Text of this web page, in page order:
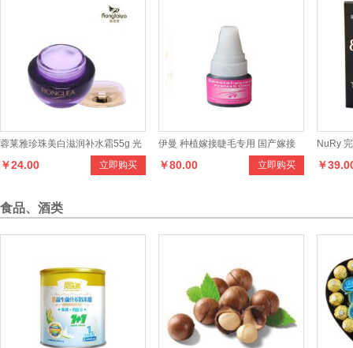
蓉莱雅珍珠美白滋润补水霜55g 光
滑白皙 解决肌肤干燥 细纹松弛
立即购买
￥24.00
伊曼 种植嫁接睫毛专用 国产嫁接
胶水 立即购买
￥80.00
NuRy
￥
食品、酒类